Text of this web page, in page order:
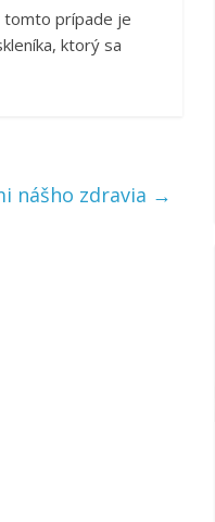
tomto prípade je
ktorý sa
nášho zdravia →